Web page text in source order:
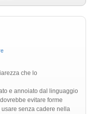
che lo
e annoiato dal linguaggio
evitare forme
senza cadere nella